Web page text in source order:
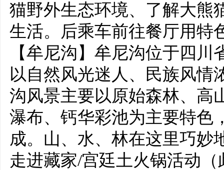
猫野外生态环境、了解大熊
生活。后乘车前往餐厅用特
【牟尼沟】牟尼沟位于四
以自然风光迷人、民族风情
沟风景主要以原始森林、高
瀑布、钙华彩池为主要特色
成。山、水、林在这里巧妙
走进藏家/宫廷土火锅活动